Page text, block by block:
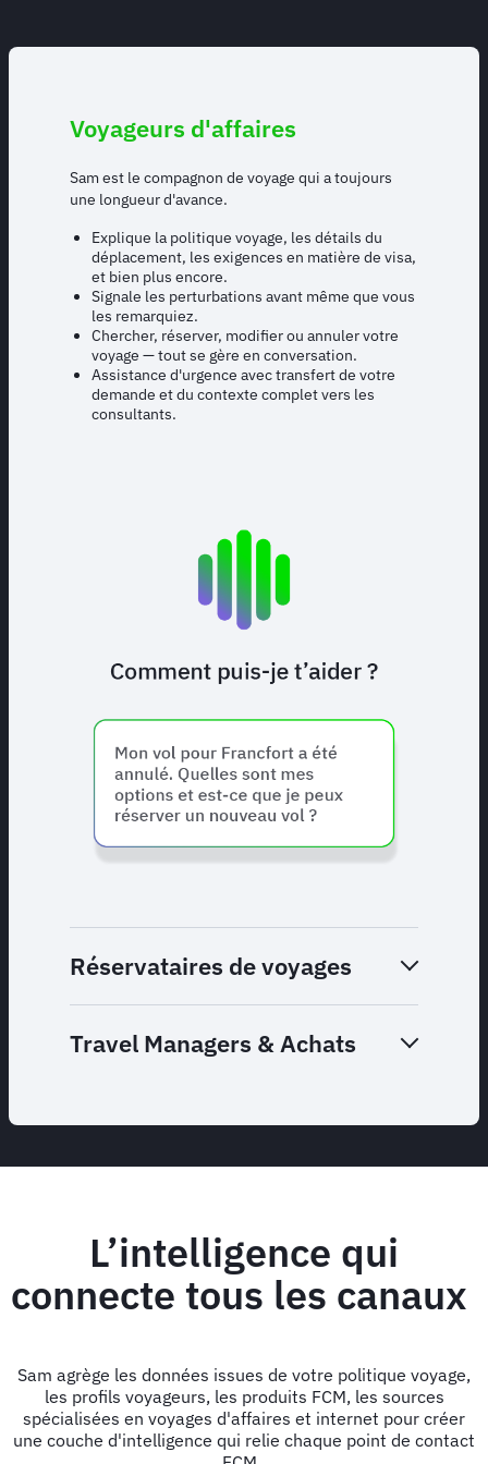
Voyageurs d'affaires
Sam est le compagnon de voyage qui a toujours
une longueur d'avance.
Explique la politique voyage, les détails du
déplacement, les exigences en matière de visa,
et bien plus encore.
Signale les perturbations avant même que vous
les remarquiez.
Chercher, réserver, modifier ou annuler votre
voyage — tout se gère en conversation.
Assistance d'urgence avec transfert de votre
demande et du contexte complet vers les
consultants.
Réservataires de voyages
Travel Managers & Achats
L’intelligence qui
connecte tous les canaux
Sam agrège les données issues de votre politique voyage,
les profils voyageurs, les produits FCM, les sources
spécialisées en voyages d'affaires et internet pour créer
une couche d'intelligence qui relie chaque point de contact